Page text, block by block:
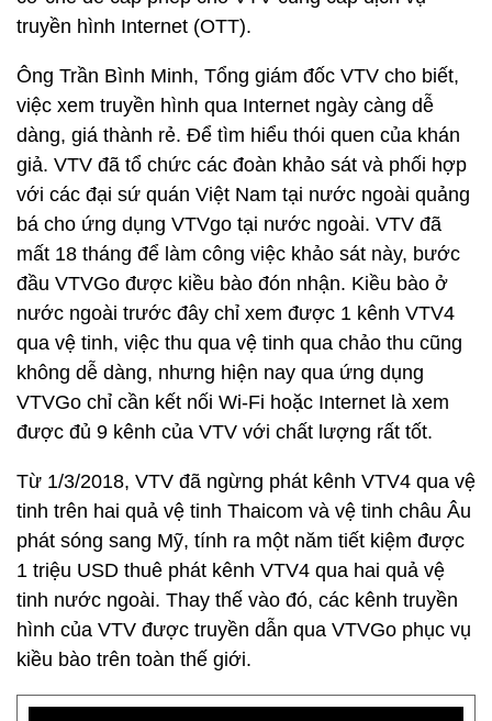
truyền hình Internet (OTT).
Ông Trần Bình Minh, Tổng giám đốc VTV cho biết,
việc xem truyền hình qua Internet ngày càng dễ
dàng, giá thành rẻ. Để tìm hiểu thói quen của khán
giả. VTV đã tổ chức các đoàn khảo sát và phối hợp
với các đại sứ quán Việt Nam tại nước ngoài quảng
bá cho ứng dụng VTVgo tại nước ngoài. VTV đã
mất 18 tháng để làm công việc khảo sát này, bước
đầu VTVGo được kiều bào đón nhận. Kiều bào ở
nước ngoài trước đây chỉ xem được 1 kênh VTV4
qua vệ tinh, việc thu qua vệ tinh qua chảo thu cũng
không dễ dàng, nhưng hiện nay qua ứng dụng
VTVGo chỉ cần kết nối Wi-Fi hoặc Internet là xem
được đủ 9 kênh của VTV với chất lượng rất tốt.
Từ 1/3/2018, VTV đã ngừng phát kênh VTV4 qua vệ
tinh trên hai quả vệ tinh Thaicom và vệ tinh châu Âu
phát sóng sang Mỹ, tính ra một năm tiết kiệm được
1 triệu USD thuê phát kênh VTV4 qua hai quả vệ
tinh nước ngoài. Thay thế vào đó, các kênh truyền
hình của VTV được truyền dẫn qua VTVGo phục vụ
kiều bào trên toàn thế giới.